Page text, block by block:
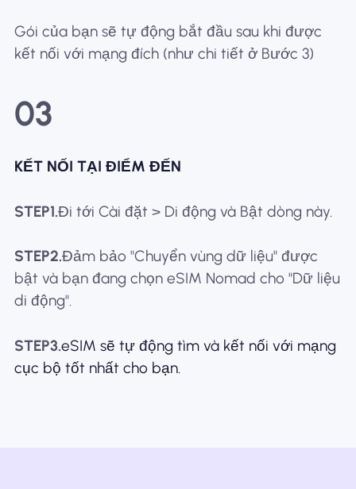
Gói của bạn sẽ tự động bắt đầu sau khi được
kết nối với mạng đích (như chi tiết ở Bước 3)
03
KẾT NỐI TẠI ĐIỂM ĐẾN
STEP1.Đi tới Cài đặt > Di động và Bật dòng này.
STEP2.Đảm bảo "Chuyển vùng dữ liệu" được
bật và bạn đang chọn eSIM Nomad cho "Dữ liệu
di động".
STEP3.eSIM sẽ tự động tìm và kết nối với mạng
cục bộ tốt nhất cho bạn.